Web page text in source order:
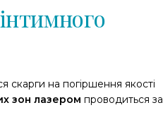
скарги на погіршення якості
зон лазером проводиться за